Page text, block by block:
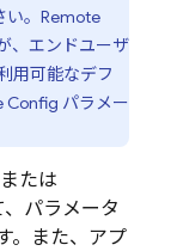
。 Remote
、エンドユーザ
用可能なデフ
Config パラメー
たは
パラメータ
。また、アプ